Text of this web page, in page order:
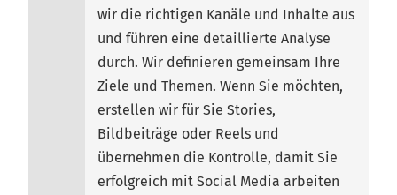
wir die richtigen Kanäle und Inhalte aus
und führen eine detaillierte Analyse
durch. Wir definieren gemeinsam Ihre
Ziele und Themen. Wenn Sie möchten,
erstellen wir für Sie Stories,
Bildbeiträge oder Reels und
übernehmen die Kontrolle, damit Sie
erfolgreich mit Social Media arbeiten